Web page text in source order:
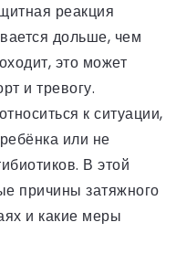
реакция
дольше, чем
это может
и тревогу.
к ситуации,
или не
В этой
причины затяжного
и какие меры